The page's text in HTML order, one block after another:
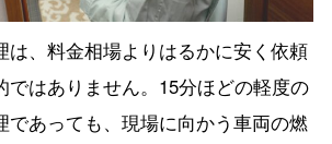
は、料金相場よりはるかに安く依頼
ではありません。15分ほどの軽度の
であっても、現場に向かう車両の燃